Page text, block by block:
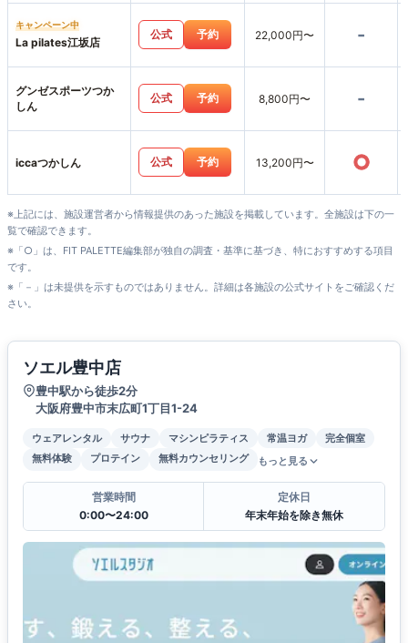
キャンペーン中
La pilates江坂店
公式 予約 22,000円〜 -
グンゼスポーツつか
しん
公式 予約 8,800円〜 -
iccaつかしん 公式 予約 13,200円〜 ○
※上記には、施設運営者から情報提供のあった施設を掲載しています。全施設は下の一
覧で確認できます。
※「○」は、FIT PALETTE編集部が独自の調査・基準に基づき、特におすすめする項目
です。
※「－」は未提供を示すものではありません。詳細は各施設の公式サイトをご確認くだ
さい。
ソエル豊中店
豊中駅から徒歩2分
大阪府豊中市末広町1丁目1-24
ウェアレンタル サウナ マシンピラティス 常温ヨガ
完全個室
無料体験
プロテイン 無料カウンセリング もっと見る
営業時間
0:00〜24:00
定休日
年末年始を除き無休